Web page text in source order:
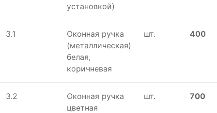
установкой)
3.1
Оконная ручка
(металлическая)
белая,
коричневая
шт. 400
3.2
Оконная ручка
цветная
шт. 700